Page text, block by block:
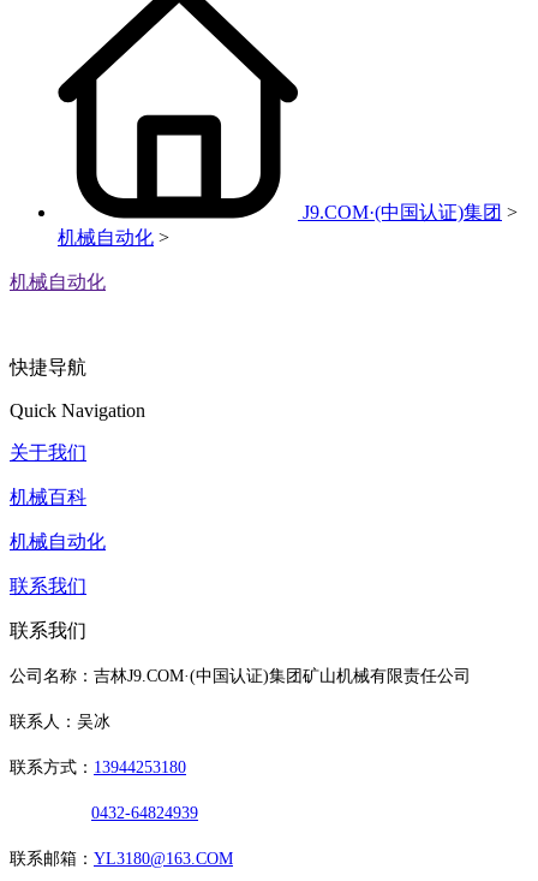
J9.COM·(中国认证)集团 >
机械自动化 >
机械自动化
快捷导航
Quick Navigation
关于我们
机械百科
机械自动化
联系我们
联系我们
公司名称：吉林J9.COM·(中国认证)集团矿山机械有限责任公司
联系人：吴冰
联系方式： 13944253180
0432-64824939
联系邮箱： YL3180@163.COM